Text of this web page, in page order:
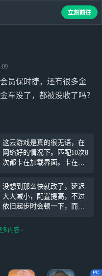
员保时捷，还有很多金
车没了，都被没收了吗？
这云游戏是真的很无语，在
网络好的情况下。匹配10次8
次都卡在加载界面。卡在加
进入游戏，他就会蹦出来一
个“对不起，加载错误”然后
直接扣我幸运分而且还是连
扣8次，让我只能玩单人练习
没想到那么快就改了，延迟
大大减小，配置提高，不过
依旧起步时会顿一下，而且
局直接落后，，，只能说延
多内容
立刻前往